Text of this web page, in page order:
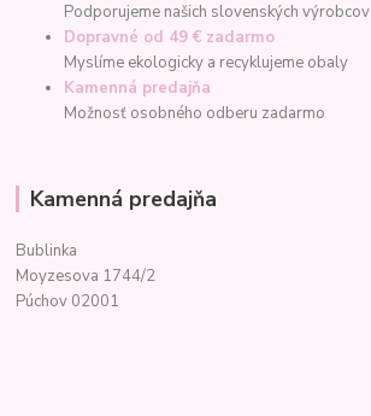
Podporujeme našich slovenských výrobcov
Dopravné od 49 € zadarmo
Myslíme ekologicky a recyklujeme obaly
Kamenná predajňa
Možnosť osobného odberu zadarmo
Kamenná predajňa
Bublinka
Moyzesova 1744/2
Púchov 02001